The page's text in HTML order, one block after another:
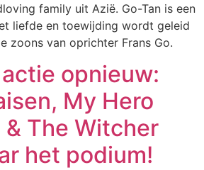
family uit Azië. Go-Tan is een
liefde en toewijding wordt geleid
zoons van oprichter Frans Go.
opnieuw:
My Hero
The Witcher
het podium!